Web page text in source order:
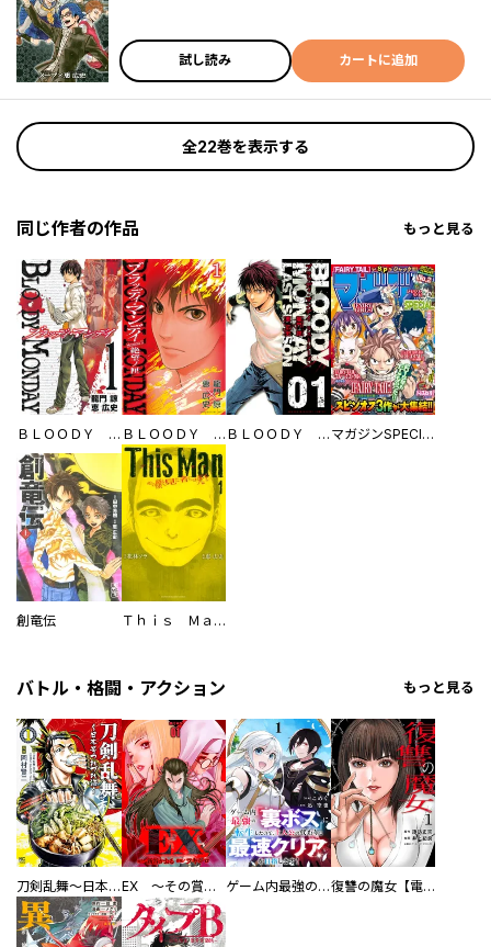
試し読み カートに追加
全22巻を表示する
同じ作者の作品 もっと見る
ＢＬＯＯＤＹ ＭＯＮＤＡＹ ＢＬＯＯＤＹ ＭＯＮＤＡＹ Ｓｅａｓｏｎ２ 絶望ノ匣 ＢＬＯＯＤＹ ＭＯＮＤＡＹ ラストシーズン マガジンSPECIAL
創竜伝 Ｔｈｉｓ Ｍａｎ その顔を見た者には死を
バトル・格闘・アクション もっと見る
刀剣乱舞～日本号つれづれ酒～ EX ～その賞金稼ぎは、世界の出口を探す～【単行本版】 ゲーム内最強の『裏ボス』に転生したので、主人公の代わりに最速クリアを目指します！【電子単行本版】 復讐の魔女【電子単行本版】